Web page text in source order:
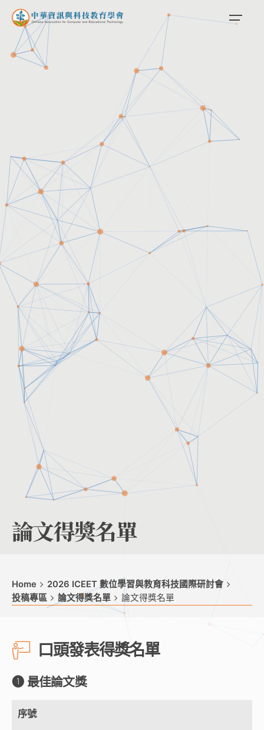
論文得獎名單
Home
2026 ICEET 數位學習與教育科技國際研討會
投稿專區
論文得獎名單 論文得獎名單
口頭發表得獎名單
➊ 最佳論文獎
序號